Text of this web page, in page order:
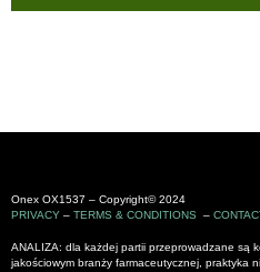
Onex OX1537 – Copyright© 2024
PRIVACY – TERMS & CONDITIONS –
ANALIZA: dla każdej partii przeprowadzane są
jakościowym branży farmaceutycznej, praktyka